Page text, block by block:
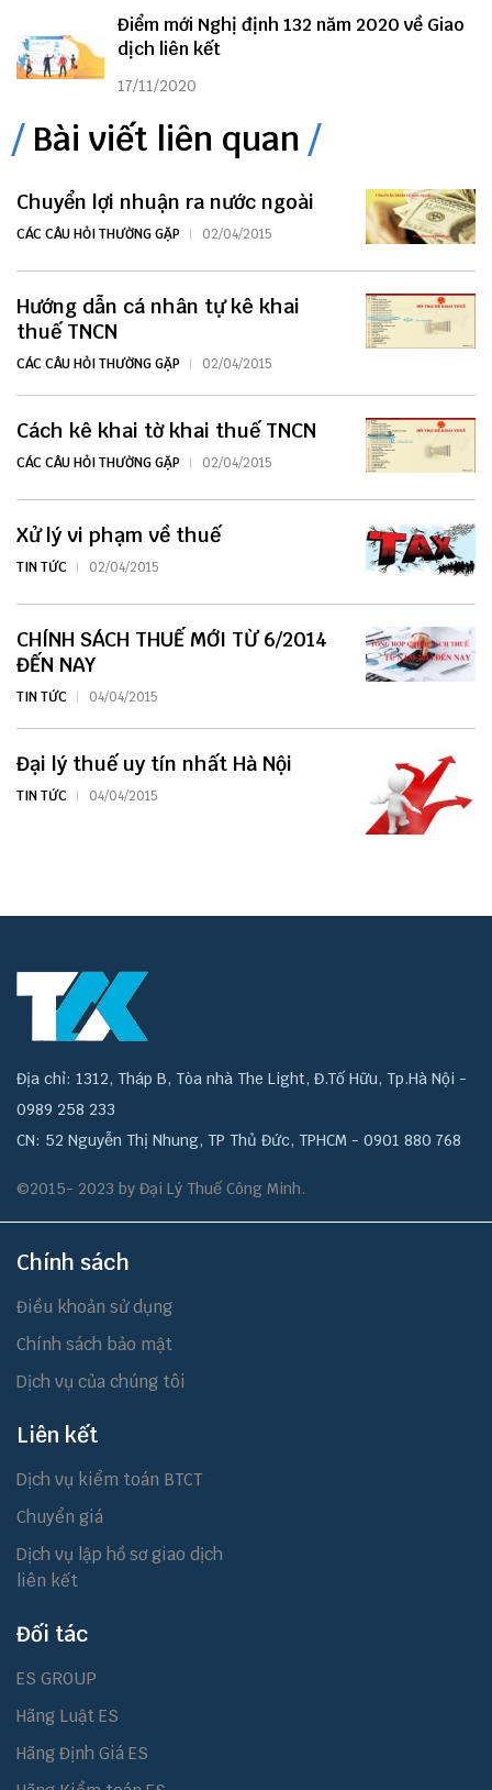
Điểm mới Nghị định 132 năm 2020 về Giao
dịch liên kết
17/11/2020
Bài viết liên quan
Chuyển lợi nhuận ra nước ngoài
CÁC CÂU HỎI THƯỜNG GẶP 02/04/2015
Hướng dẫn cá nhân tự kê khai
thuế TNCN
CÁC CÂU HỎI THƯỜNG GẶP 02/04/2015
Cách kê khai tờ khai thuế TNCN
CÁC CÂU HỎI THƯỜNG GẶP 02/04/2015
Xử lý vi phạm về thuế
TIN TỨC 02/04/2015
CHÍNH SÁCH THUẾ MỚI TỪ 6/2014
ĐẾN NAY
TIN TỨC 04/04/2015
Đại lý thuế uy tín nhất Hà Nội
TIN TỨC 04/04/2015
Địa chỉ: 1312, Tháp B, Tòa nhà The Light, Đ.Tố Hữu, Tp.Hà Nội -
0989 258 233
CN: 52 Nguyễn Thị Nhung, TP Thủ Đức, TPHCM - 0901 880 768
©2015- 2023 by Đại Lý Thuế Công Minh.
Chính sách
Điều khoản sử dụng
Chính sách bảo mật
Dịch vụ của chúng tôi
Liên kết
Dịch vụ kiểm toán BTCT
Chuyển giá
Dịch vụ lập hồ sơ giao dịch
liên kết
Đối tác
ES GROUP
Hãng Luật ES
Hãng Định Giá ES